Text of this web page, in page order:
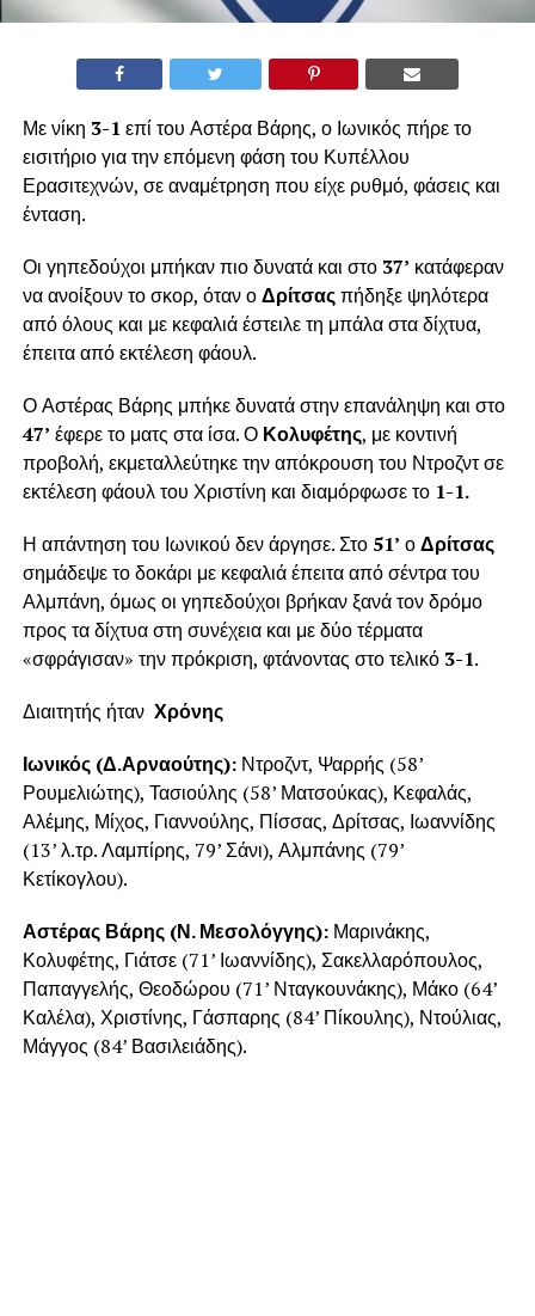
Με νίκη 3-1 επί του Αστέρα Βάρης, ο Ιωνικός πήρε το
εισιτήριο για την επόμενη φάση του Κυπέλλου
Ερασιτεχνών, σε αναμέτρηση που είχε ρυθμό, φάσεις και
ένταση.
Οι γηπεδούχοι μπήκαν πιο δυνατά και στο 37’ κατάφεραν
να ανοίξουν το σκορ, όταν οΔρίτσαςπήδηξε ψηλότερα
από όλους και με κεφαλιά έστειλε τη μπάλα στα δίχτυα,
έπειτα από εκτέλεση φάουλ.
Ο Αστέρας Βάρης μπήκε δυνατά στην επανάληψη και στο
47’ έφερε το ματς στα ίσα. Ο Κολυφέτης, με κοντινή
προβολή, εκμεταλλεύτηκε την απόκρουση του Ντροζντ σε
εκτέλεση φάουλ του Χριστίνη και διαμόρφωσε το 1-1.
Η απάντηση του Ιωνικού δεν άργησε. Στο 51’ οΔρίτσας
σημάδεψε το δοκάρι με κεφαλιά έπειτα από σέντρα του
Αλμπάνη, όμως οι γηπεδούχοι βρήκαν ξανά τον δρόμο
προς τα δίχτυα στη συνέχεια και με δύο τέρματα
«σφράγισαν» την πρόκριση, φτάνοντας στο τελικό 3-1.
Διαιτητής ήταν Χρόνης
Ιωνικός (Δ.Αρναούτης): Ντροζντ, Ψαρρής (58’
Ρουμελιώτης), Τασιούλης (58’ Ματσούκας), Κεφαλάς,
Αλέμης, Μίχος, Γιαννούλης, Πίσσας, Δρίτσας, Ιωαννίδης
(13’ λ.τρ. Λαμπίρης, 79’ Σάνι), Αλμπάνης (79’
Κετίκογλου).
Αστέρας Βάρης (Ν. Μεσολόγγης): Μαρινάκης,
Κολυφέτης, Γιάτσε (71’ Ιωαννίδης), Σακελλαρόπουλος,
Παπαγγελής, Θεοδώρου (71’ Νταγκουνάκης), Μάκο (64’
Καλέλα), Χριστίνης, Γάσπαρης (84’ Πίκουλης), Ντούλιας,
Μάγγος (84’ Βασιλειάδης).